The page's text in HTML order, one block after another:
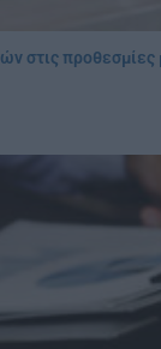
στις προθεσμίες